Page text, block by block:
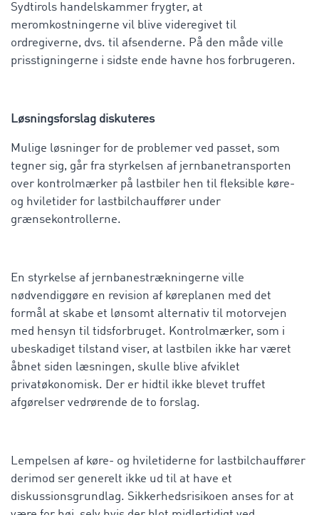
Sydtirols handelskammer frygter, at
meromkostningerne vil blive videregivet til
ordregiverne, dvs. til afsenderne. På den måde ville
prisstigningerne i sidste ende havne hos forbrugeren.
Løsningsforslag diskuteres
Mulige løsninger for de problemer ved passet, som
tegner sig, går fra styrkelsen af jernbanetransporten
over kontrolmærker på lastbiler hen til fleksible køre-
og hviletider for lastbilchauffører under
grænsekontrollerne.
En styrkelse af jernbanestrækningerne ville
nødvendiggøre en revision af køreplanen med det
formål at skabe et lønsomt alternativ til motorvejen
med hensyn til tidsforbruget. Kontrolmærker, som i
ubeskadiget tilstand viser, at lastbilen ikke har været
åbnet siden læsningen, skulle blive afviklet
privatøkonomisk. Der er hidtil ikke blevet truffet
afgørelser vedrørende de to forslag.
Lempelsen af køre- og hviletiderne for lastbilchauffører
derimod ser generelt ikke ud til at have et
diskussionsgrundlag. Sikkerhedsrisikoen anses for at